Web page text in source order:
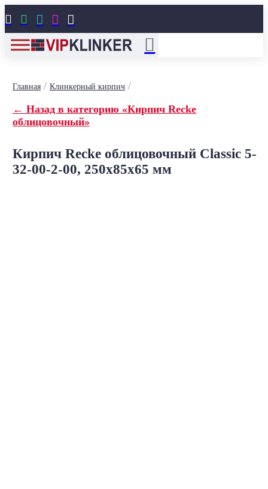
    
Главная/ Клинкерный кирпич/
← Назад в категорию «Кирпич Recke
облицовочный»
Кирпич Recke облицовочный Classic 5-
32-00-2-00, 250x85x65 мм